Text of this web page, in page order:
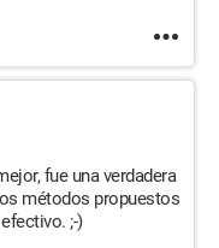
fue una verdadera
métodos propuestos
;-)